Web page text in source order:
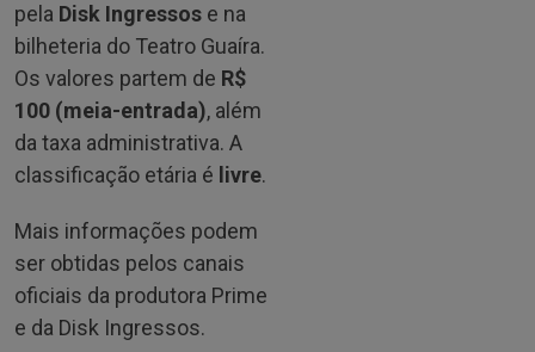
pela Disk Ingressos e na
bilheteria do Teatro Guaíra.
Os valores partem de R$
100 (meia-entrada), além
da taxa administrativa. A
classificação etária é livre.
Mais informações podem
ser obtidas pelos canais
oficiais da produtora Prime
e da Disk Ingressos.